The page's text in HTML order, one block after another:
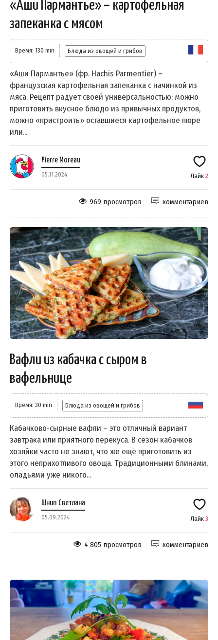
«Аши Пармантье» – картофельная
запеканка с мясом
Время: 130 min Блюда из овощей и грибов
«Аши Пармантье» (фр. Hachis Parmentier) –
французская картофельная запеканка с начинкой из
мяса. Рецепт радует своей универсальностью: можно
приготовить вкусное блюдо из привычных продуктов,
можно «пристроить» оставшиеся картофельное пюре
или...
Pierre Moreau
05.11.2024 Лайк 2
комментариев
969 просмотров
Вафли из кабачка с сыром в
вафельнице
Время: 30 min Блюда из овощей и грибов
Кабачково-сырные вафли – это отличный вариант
завтрака или приятного перекуса. В сезон кабачков
хозяйки часто не знают, что же ещё приготовить из
этого неприхотливого овоща. Традиционными блинами,
оладьями уже никого...
Шнип Светлана
05.09.2024 Лайк 3
комментариев
4 805 просмотров